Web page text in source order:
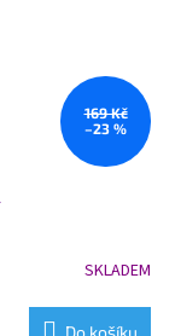
169 Kč
–23 %
SKLADEM
Do košíku